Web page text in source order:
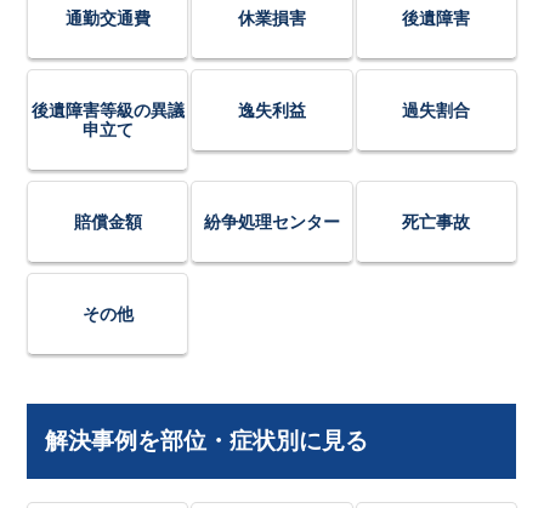
通勤交通費 休業損害 後遺障害
後遺障害等級の異議
申立て
逸失利益 過失割合
賠償金額 紛争処理センター 死亡事故
その他
解決事例を部位・症状別に見る